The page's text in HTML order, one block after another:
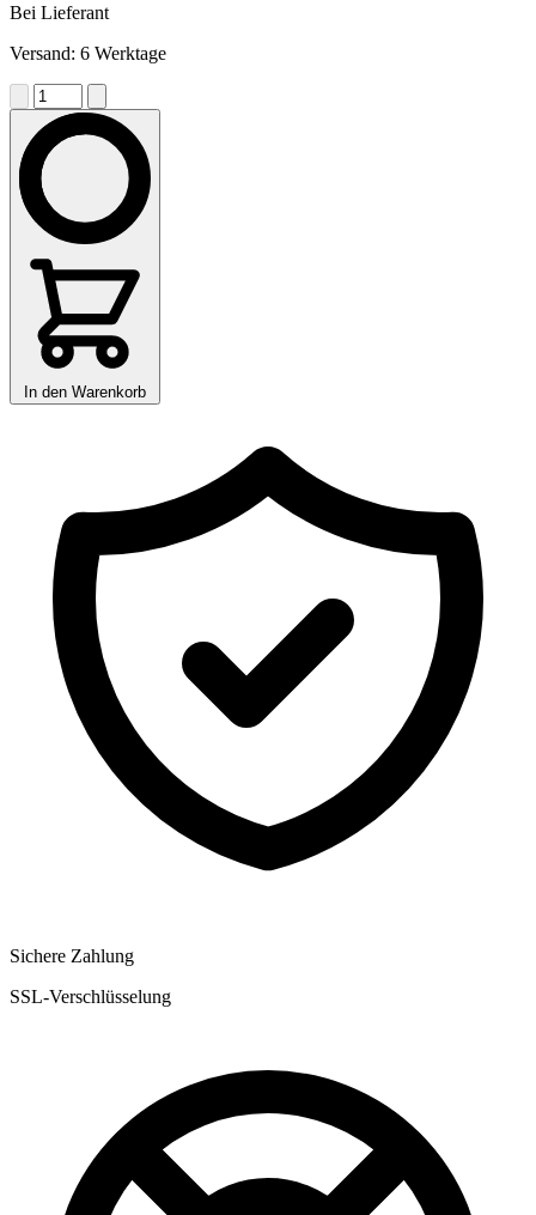
Bei Lieferant
Versand: 6 Werktage
In den Warenkorb
Sichere Zahlung
SSL-Verschlüsselung